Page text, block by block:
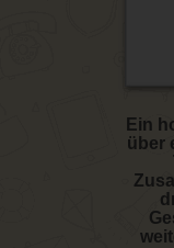
Ein
über